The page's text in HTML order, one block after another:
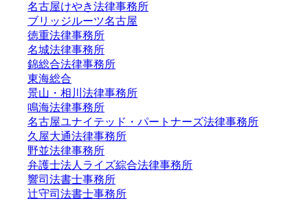
名古屋けやき法律事務所
ブリッジルーツ名古屋
徳重法律事務所
名城法律事務所
錦総合法律事務所
東海総合
景山・相川法律事務所
鳴海法律事務所
名古屋ユナイテッド・パートナーズ法律事務所
久屋大通法律事務所
野並法律事務所
弁護士法人ライズ綜合法律事務所
響司法書士事務所
辻守司法書士事務所